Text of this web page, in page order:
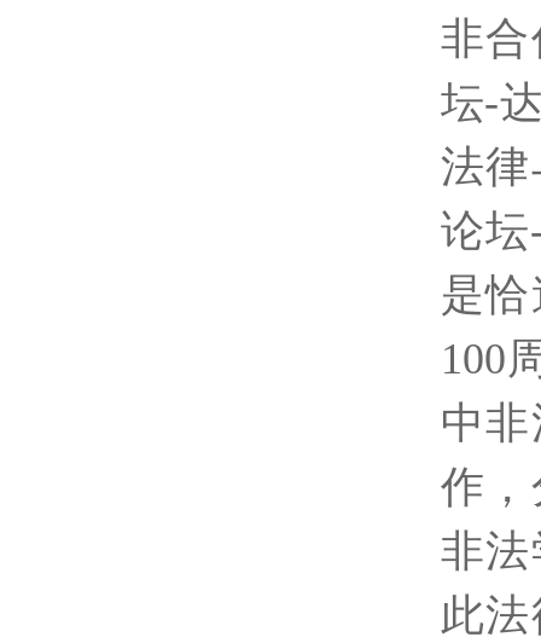
非
坛-
法
论坛
是
100
中
作
非
此